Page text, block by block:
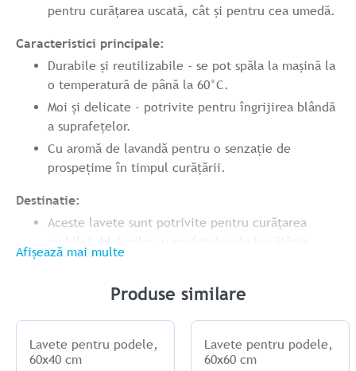
pentru curățarea uscată, cât și pentru cea umedă.
Caracteristici principale:
Durabile și reutilizabile - se pot spăla la mașină la
o temperatură de până la 60°C.
Moi și delicate - potrivite pentru îngrijirea blândă
a suprafețelor.
Cu aromă de lavandă pentru o senzație de
prospețime în timpul curățării.
Destinatie:
Aceste lavete sunt potrivite pentru curățarea
echipamentelor de uz casnic și informatic,
Convenabile și practice pentru utilizarea zilnică.
Afișează mai multe
Produse similare
Lavete pentru podele,
60x40 cm
Lavete pentru podele,
60x60 cm